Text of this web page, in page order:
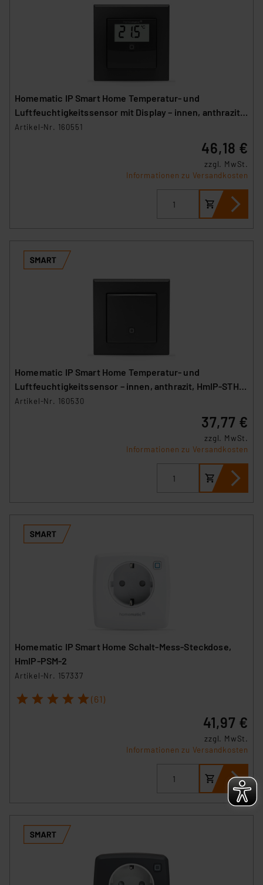
Homematic IP Smart Home Temperatur- und
Luftfeuchtigkeitssensor mit Display – innen, anthrazit,
HmIP-STHD-A
Artikel-Nr. 160551
46,18 €
zzgl. MwSt.
Informationen zu Versandkosten
Homematic IP Smart Home Temperatur- und
Luftfeuchtigkeitssensor – innen, anthrazit, HmIP-STH-
A
Artikel-Nr. 160530
37,77 €
zzgl. MwSt.
Informationen zu Versandkosten
Homematic IP Smart Home Schalt-Mess-Steckdose,
HmIP-PSM-2
Artikel-Nr. 157337
1 2 3 4 5 (61)
41,97 €
zzgl. MwSt.
Informationen zu Versandkosten